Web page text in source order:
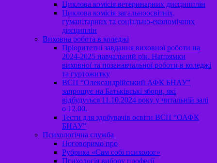
Циклова комісія ветеринарних дисципплін
Циклова комісія загальноосвітніх,
гуманітарних та соціально-економічних
дисциплін
Виховна робота в коледжі
Пріоритетні завдання виховної роботи на
2024-2025 навчальний рік. Напрямки
виховної та позанавчальної роботи в коледжі
та гуртожитку
ВСП “Олександрійський АФК БНАУ”
запрошує на Батьківські збори, які
відбудуться 11.10.2024 року у читальній залі
о 12.00.
Тести для здобувачів освіти ВСП “ОАФК
БНАУ”
Психологічна служба
Поговоримо про
Рубрика «Сам собі психолог»
Психологія вибору професії